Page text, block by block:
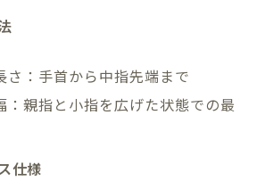
さ：手首から中指先端まで
：親指と小指を広げた状態での最
仕様